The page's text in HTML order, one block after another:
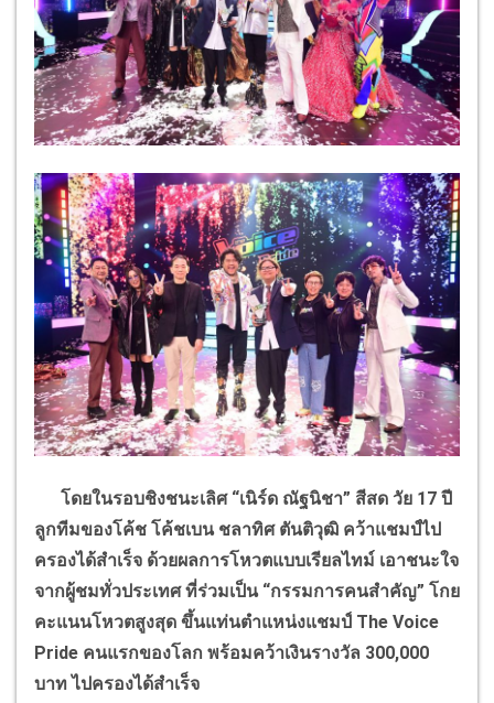
โดยในรอบชิงชนะเลิศ “เนิร์ด ณัฐนิชา” สีสด วัย 17 ปี
ลูกทีมของโค้ช โค้ชเบน ชลาทิศ ตันติวุฒิ คว้าแชมป์ไป
ครองได้สำเร็จ ด้วยผลการโหวตแบบเรียลไทม์ เอาชนะใจ
จากผู้ชมทั่วประเทศ ที่ร่วมเป็น “กรรมการคนสำคัญ” โกย
คะแนนโหวตสูงสุด ขึ้นแท่นตำแหน่งแชมป์ The Voice
Pride คนแรกของโลก พร้อมคว้าเงินรางวัล 300,000
บาท ไปครองได้สำเร็จ